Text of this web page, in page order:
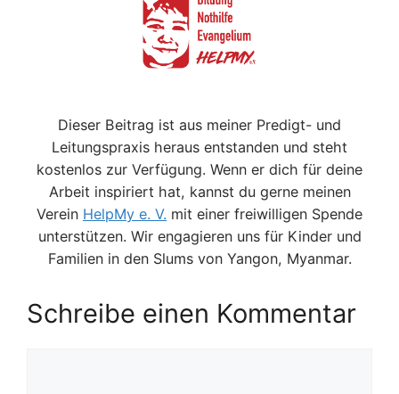
Dieser Beitrag ist aus meiner Predigt- und
Leitungspraxis heraus entstanden und steht
kostenlos zur Verfügung. Wenn er dich für deine
Arbeit inspiriert hat, kannst du gerne meinen
Verein HelpMy e. V. mit einer freiwilligen Spende
unterstützen. Wir engagieren uns für Kinder und
Familien in den Slums von Yangon, Myanmar.
Schreibe einen Kommentar